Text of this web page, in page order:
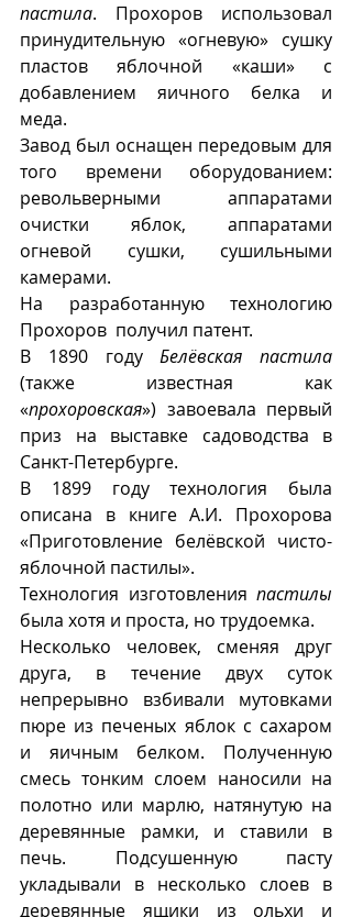
пастила. Прохоров использовал
принудительную «огневую» сушку
пластов яблочной «каши» с
добавлением яичного белка и
меда.
Завод был оснащен передовым для
того времени оборудованием:
револьверными аппаратами
очистки яблок, аппаратами
огневой сушки, сушильными
камерами.
На разработанную технологию
Прохоров  получил патент.
В 1890 году Белёвская пастила
(также известная как
«прохоровская») завоевала первый
приз на выставке садоводства в
Санкт-Петербурге.
В 1899 году технология была
описана в книге А.И. Прохорова
«Приготовление белёвской чисто-
яблочной пастилы».
Технология изготовления пастилы
была хотя и проста, но трудоемка.
Несколько человек, сменяя друг
друга, в течение двух суток
непрерывно взбивали мутовками
пюре из печеных яблок с сахаром
и яичным белком. Полученную
смесь тонким слоем наносили на
полотно или марлю, натянутую на
деревянные рамки, и ставили в
печь. Подсушенную пасту
укладывали в несколько слоев в
деревянные ящики из ольхи и